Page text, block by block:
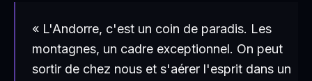
« L'Andorre, c'est un coin de paradis. Les
montagnes, un cadre exceptionnel. On peut
sortir de chez nous et s'aérer l'esprit dans un